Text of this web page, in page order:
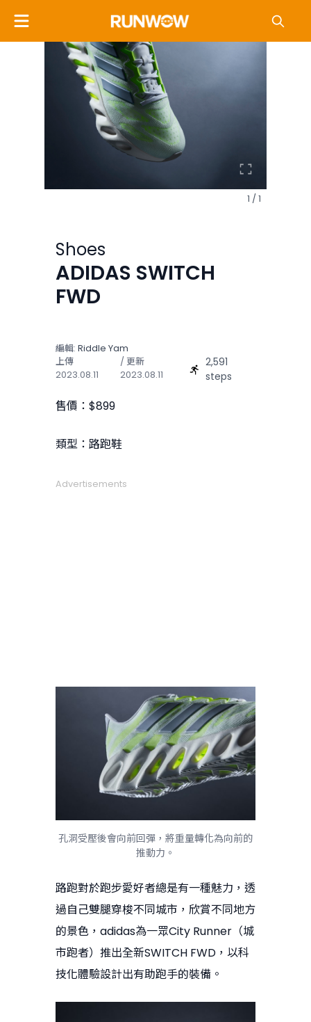
1 / 1
Shoes
ADIDAS SWITCH
FWD
編輯: Riddle Yam
上傳
2023.08.11
/ 更新
2023.08.11
2,591
steps
售價：$899
類型：路跑鞋
Advertisements
孔洞受壓後會向前回彈，將重量轉化為向前的
推動力。
路跑對於跑步愛好者總是有一種魅力，透
過自己雙腿穿梭不同城市，欣賞不同地方
的景色，adidas為一眾City Runner（城
市跑者）推出全新SWITCH FWD，以科
技化體驗設計出有助跑手的裝備。